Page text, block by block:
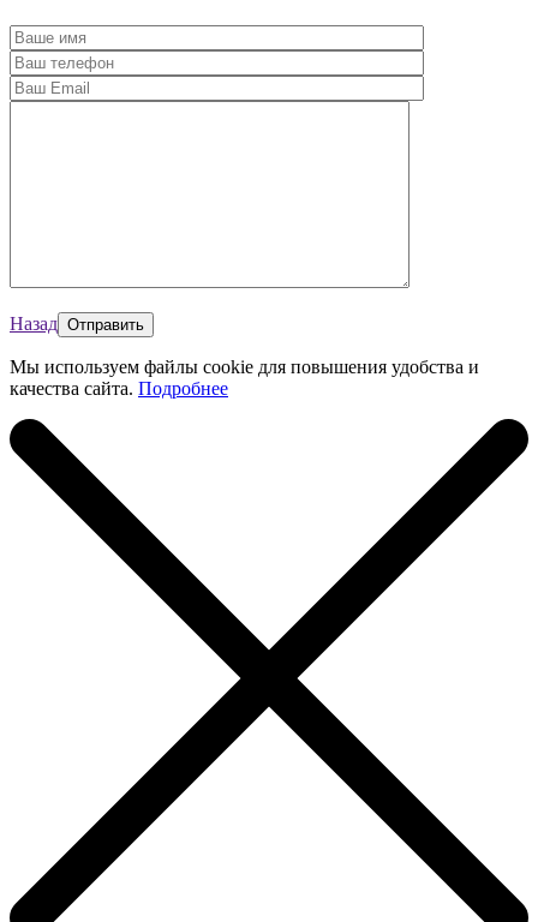
Назад
Мы используем файлы cookie для повышения удобства и
качества сайта. Подробнее